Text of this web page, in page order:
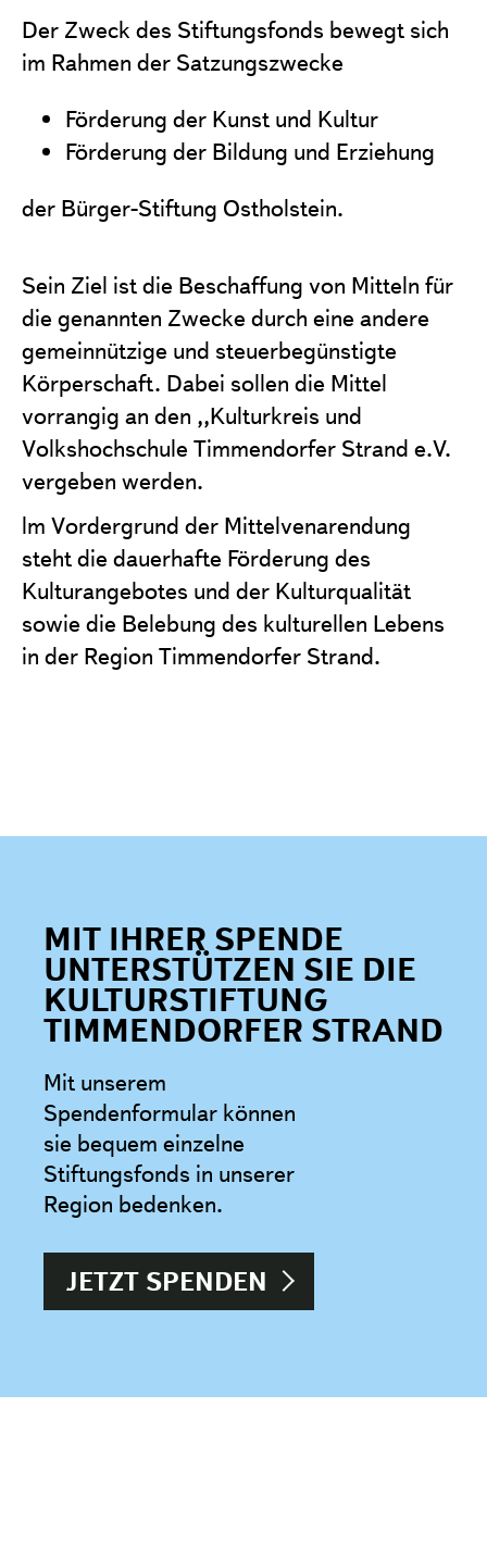
Förderantrag stellen
Jahresberichte
Der Zweck des Stiftungsfonds bewegt sich
im Rahmen der Satzungszwecke
Förderung der Kunst und Kultur
Förderung der Bildung und Erziehung
der Bürger-Stiftung Ostholstein.
Sein Ziel ist die Beschaffung von Mitteln für
die genannten Zwecke durch eine andere
gemeinnützige und steuerbegünstigte
Körperschaft. Dabei sollen die Mittel
vorrangig an den ,,Kulturkreis und
Volkshochschule Timmendorfer Strand e.V.
vergeben werden.
lm Vordergrund der Mittelvenarendung
steht die dauerhafte Förderung des
Kulturangebotes und der Kulturqualität
sowie die Belebung des kulturellen Lebens
in der Region Timmendorfer Strand.
MIT IHRER SPENDE
UNTERSTÜTZEN SIE DIE
KULTURSTIFTUNG
TIMMENDORFER STRAND
Mit unserem
Spendenformular können
sie bequem einzelne
Stiftungsfonds in unserer
Region bedenken.
JETZT SPENDEN